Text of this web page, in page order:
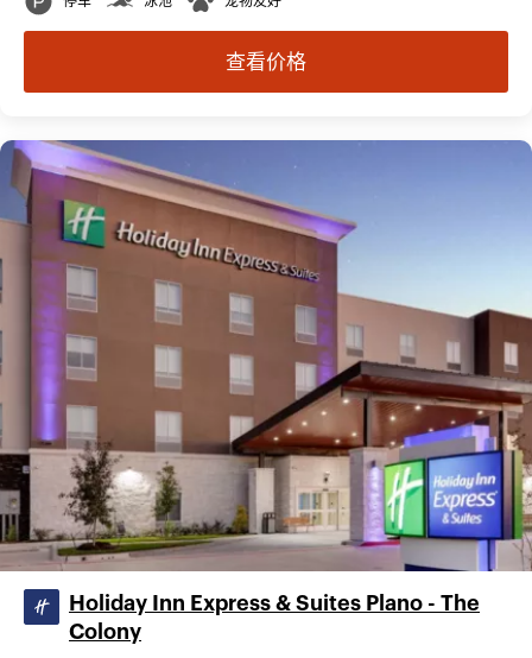
查看价格
Holiday Inn Express & Suites Plano - The
Colony